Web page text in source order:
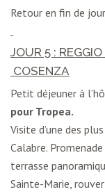
Retour en fin de
JOUR 5 :
COSENZA
Petit déjeuner à
pour Tropea.
Visite d’une des
Calabre.
terrasse
Sainte-Marie,